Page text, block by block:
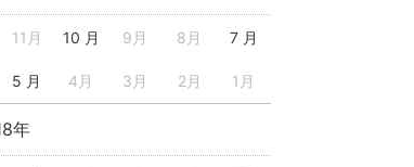
11月 10 月 9月 8月 7 月
5 月 4月 3月 2月 1月
年